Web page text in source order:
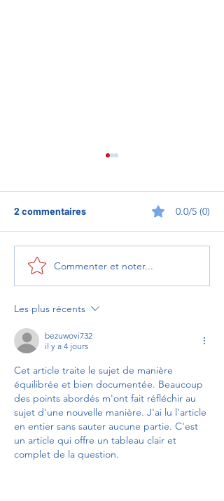
2 commentaires 0.0/5 (0)
Commenter et noter...
Les plus récents
bezuwovi732
il y a 4 jours
Cet article traite le sujet de manière
équilibrée et bien documentée. Beaucoup
des points abordés m'ont fait réfléchir au
sujet d'une nouvelle manière. J'ai lu l'article
en entier sans sauter aucune partie. C'est
un article qui offre un tableau clair et
complet de la question.